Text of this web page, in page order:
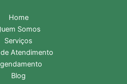
Home
Somos
Serviços
Atendimento
Blog